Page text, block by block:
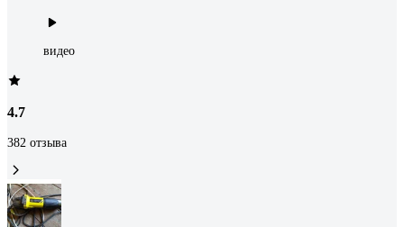
видео
4.7
382 отзыва